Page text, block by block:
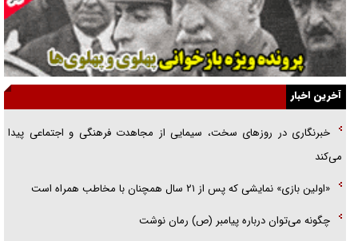
قصه ناتمام سرویس مدارس
آیا مقاومت فلسطین خلع‌سلاح می‌شود؟
الگوی وحدت‌آفرین در ادراک سیاست خارجی
گفتگوی دکتر اخوان مدیرمسئول روزنامه جوان با برنامه تلویزیونی «نبرد
هرمز»
آخرین اخبار
خبرنگاری در روزهای سخت، سیمایی از مجاهدت فرهنگی و اجتماعی پیدا
می‌کند
«اولین بازی» نمایشی که پس از ۲۱ سال همچنان با مخاطب همراه است
چگونه می‌توان درباره پیامبر (ص) رمان نوشت